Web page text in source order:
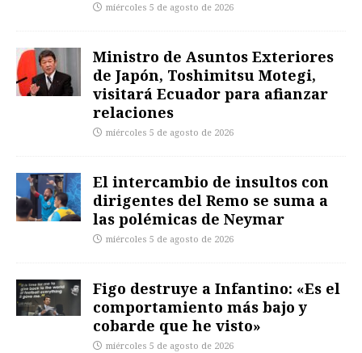
miércoles 5 de agosto de 2026
Ministro de Asuntos Exteriores
de Japón, Toshimitsu Motegi,
visitará Ecuador para afianzar
relaciones
miércoles 5 de agosto de 2026
El intercambio de insultos con
dirigentes del Remo se suma a
las polémicas de Neymar
miércoles 5 de agosto de 2026
Figo destruye a Infantino: «Es el
comportamiento más bajo y
cobarde que he visto»
miércoles 5 de agosto de 2026